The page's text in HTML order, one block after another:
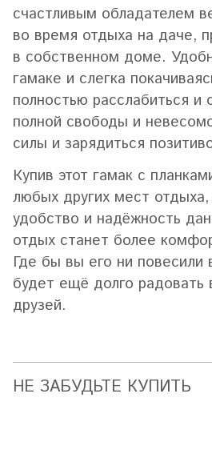
счастливым обладателем
во время отдыха на даче,
в собственном доме.
гамаке и слегка
полностью расслабиться и
полной свободы и
силы и зарядиться
Купив этот гамак с
любых других мест
удобство и надёжность
отдых станет более
Где бы вы его ни повесили
будет ещё долго радовать
друзей.
НЕ ЗАБУДЬТЕ КУПИТЬ